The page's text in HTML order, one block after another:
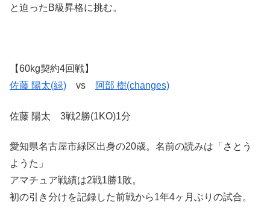
と迫ったB級昇格に挑む。
【60kg契約4回戦】
佐藤 陽太(緑) vs 阿部 樹(changes)
佐藤 陽太 3戦2勝(1KO)1分
愛知県名古屋市緑区出身の20歳。名前の読みは「さとう
ようた」
アマチュア戦績は2戦1勝1敗。
初の引き分けを記録した前戦から1年4ヶ月ぶりの試合。